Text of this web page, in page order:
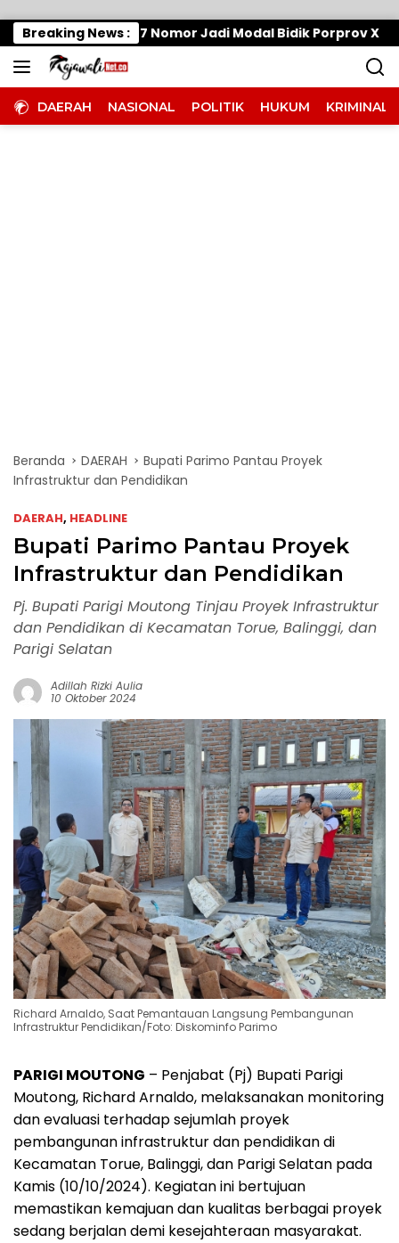
Breaking News :
Mesin, 7 Nomor Jadi Modal Bidik Porprov X
DAERAH NASIONAL POLITIK HUKUM KRIMINAL
Beranda DAERAH
Bupati Parimo Pantau Proyek
Infrastruktur dan Pendidikan
DAERAH, HEADLINE
Bupati Parimo Pantau Proyek
Infrastruktur dan Pendidikan
Pj. Bupati Parigi Moutong Tinjau Proyek Infrastruktur
dan Pendidikan di Kecamatan Torue, Balinggi, dan
Parigi Selatan
Adillah Rizki Aulia
10 Oktober 2024
Richard Arnaldo, Saat Pemantauan Langsung Pembangunan
Infrastruktur Pendidikan/Foto: Diskominfo Parimo
PARIGI MOUTONG – Penjabat (Pj) Bupati Parigi
Moutong, Richard Arnaldo, melaksanakan monitoring
dan evaluasi terhadap sejumlah proyek
pembangunan infrastruktur dan pendidikan di
Kecamatan Torue, Balinggi, dan Parigi Selatan pada
Kamis (10/10/2024). Kegiatan ini bertujuan
memastikan kemajuan dan kualitas berbagai proyek
sedang berjalan demi kesejahteraan masyarakat.